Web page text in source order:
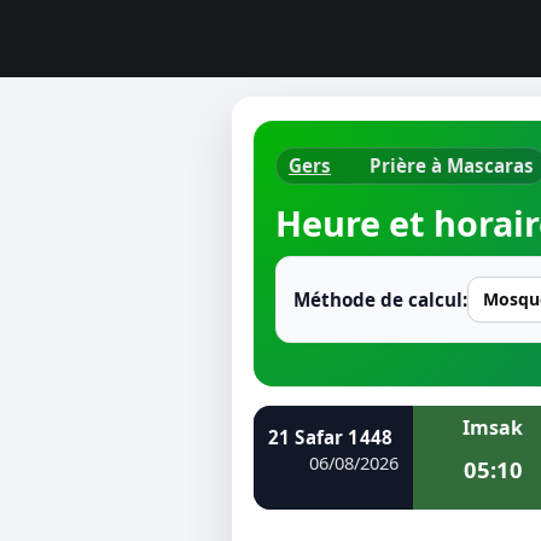
Horaires
Heure de
Ramadan
Gers Prière à Mascaras
Heure et
Méthode de calcul:
21 Safar 1448
06/08/2026
Imsak
05:10